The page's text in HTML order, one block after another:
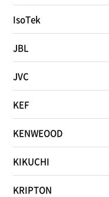
IsoTek
JBL
JVC
KEF
KENWEOOD
KIKUCHI
KRIPTON